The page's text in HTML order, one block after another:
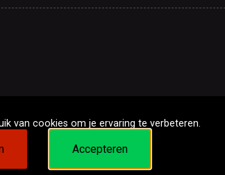
van cookies om je ervaring te verbeteren.
Accepteren